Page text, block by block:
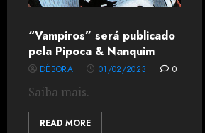
“Vampiros” será publicado
pela Pipoca & Nanquim
DÉBORA 01/02/2023 0
Saiba mais.
READ MORE